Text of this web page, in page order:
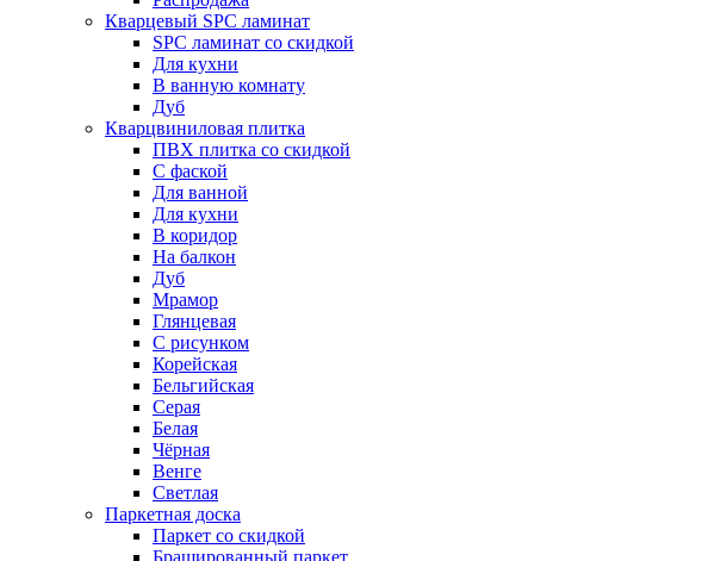
Кварцевый SPC ламинат
SPC ламинат со скидкой
Для кухни
В ванную комнату
Дуб
Кварцвиниловая плитка
ПВХ плитка со скидкой
С фаской
Для ванной
Для кухни
В коридор
На балкон
Дуб
Мрамор
Глянцевая
С рисунком
Корейская
Бельгийская
Серая
Белая
Чёрная
Венге
Светлая
Паркетная доска
Паркет со скидкой
Брашированный паркет